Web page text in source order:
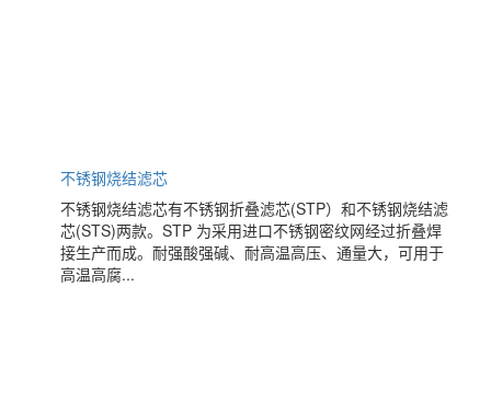
不锈钢烧结滤芯
不锈钢烧结滤芯有不锈钢折叠滤芯(STP）和不锈钢烧结滤
芯(STS)两款。STP 为采用进口不锈钢密纹网经过折叠焊
接生产而成。耐强酸强碱、耐高温高压、通量大，可用于
高温高腐...